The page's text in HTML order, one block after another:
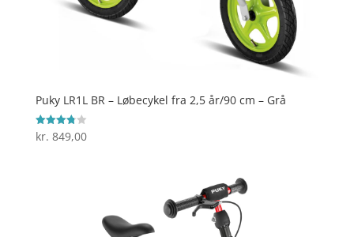
Puky LR1L BR – Løbecykel fra 2,5 år/90 cm – Grå
Vurderet
3.8
kr. 849,00